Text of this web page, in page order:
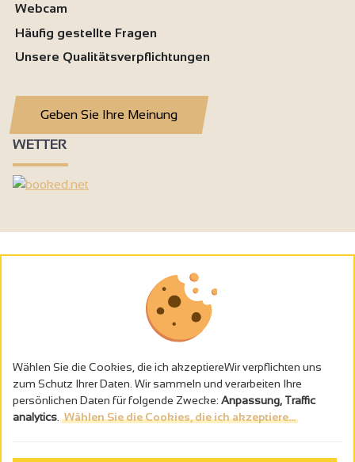
Webcam
Häufig gestellte Fragen
Unsere Qualitätsverpflichtungen
Geben Sie Ihre Meinung
WETTER
Alkoholmissbrauch ist gefährlich für die Gesundheit - trinken Sie in
Wählen Sie die Cookies, die ich akzeptiereWir verpflichten uns
zum Schutz Ihrer Daten. Wir sammeln und verarbeiten Ihre
persönlichen Daten für folgende Zwecke: Anpassung, Traffic
analytics Wählen Sie die Cookies, die ich akzeptiere...